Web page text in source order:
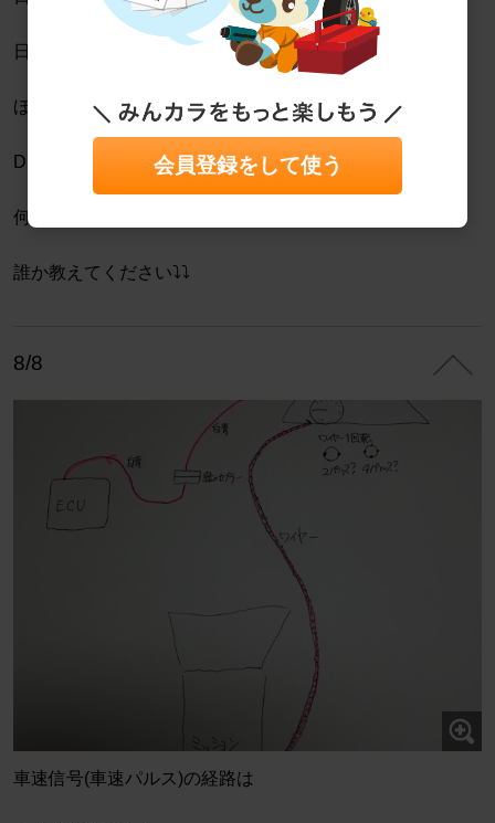
日産以外のトヨタ、マツダ等の国産全て
ほとんど4パルス
DRは古すぎてwebでヒットしません(笑
何パルスなんやーー？？？
誰か教えてください⤵︎⤵︎
8/8
車速信号(車速パルス)の経路は
会員登録をして使う